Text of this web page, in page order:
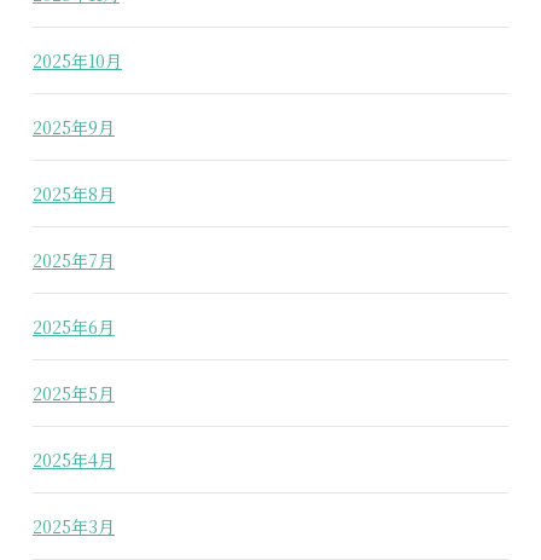
2025年10月
2025年9月
2025年8月
2025年7月
2025年6月
2025年5月
2025年4月
2025年3月